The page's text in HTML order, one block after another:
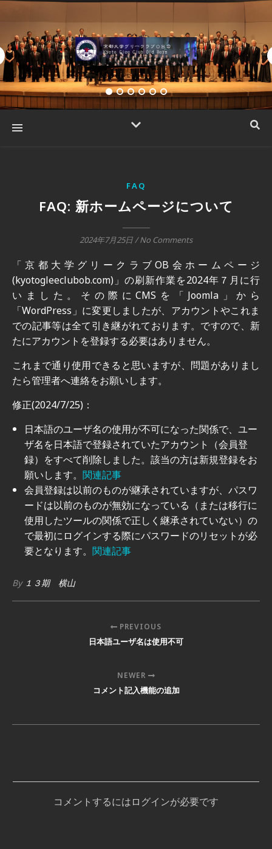
FAQ
FAQ: 新ホームページについて
2024年7月25日/No Comments
「京都大学グリークラブOB会ホームページ
(kyotogleeclubob.com)」の刷新作業を2024年７月に行
いました。その際にCMSを「Joomla」から
「WordPress」に変更しましたが、アカウントやこれま
での記事等は全て引き継がれております。ですので、新
たにアカウントを登録する必要はありません。
これまで通り使用できると思いますが、問題がありまし
たら管理者へ連絡をお願いします。
修正(2024/7/25)：
日本語のユーザ名の使用が不可になった関係で、ユー
ザ名を日本語で登録されていたアカウント（会員登
録）をすべて削除しました。該当の方は新規登録をお
願いします。 関連記事
会員登録は以前のものが継承されていますが、パスワ
ードは以前のものが無効になっている（または移行に
使用したツールの関係で正しく継承されていない）の
で最初にログインする際にパスワードのリセットが必
要となります。 関連記事
By１３期 横山
PREVIOUS
日本語ユーザ名は使用不可
NEWER
コメント記入機能の追加
コメントするにはログインが必要です